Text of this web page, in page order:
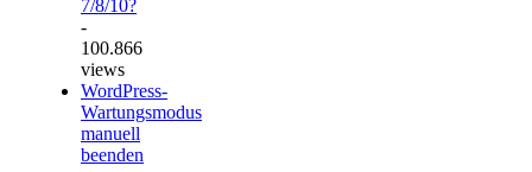
7/8/10?
-
100.866
views
WordPress-
Wartungsmodus
manuell
beenden